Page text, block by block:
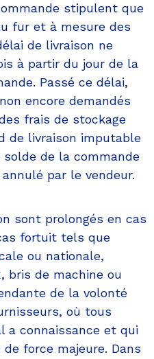
stipulent que
fur et à mesure des
de livraison ne
à partir du jour de la
Passé ce délai,
encore demandés
frais de stockage
de livraison imputable
solde de la commande
par le vendeur.
sont prolongés en cas
fortuit tels que
ou nationale,
bris de machine ou
de la volonté
où tous
a connaissance et qui
force majeure. Dans